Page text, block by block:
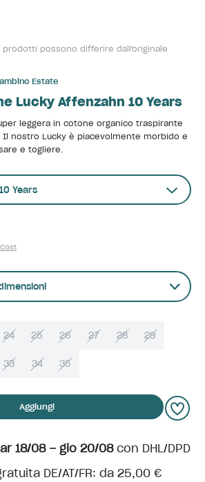
prodotti possono differire dall'originale
Estate
Lucky Affenzahn 10 Years
leggera in cotone organico traspirante
Il nostro Lucky è piacevolmente morbido e
e togliere.
Years
24 25 26 27 28 29
33 34 35
Aggiungi
18/08 – gio 20/08con DHL/DPD
DE/AT/FR: da 25,00 €